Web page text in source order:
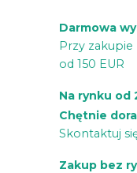
Darmowa
Przy zakupie
od 150 EUR
Na rynku od
Chętnie
Skontaktuj
Zakup bez